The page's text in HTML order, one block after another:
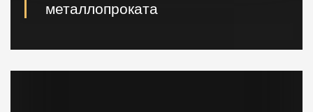
металлопроката